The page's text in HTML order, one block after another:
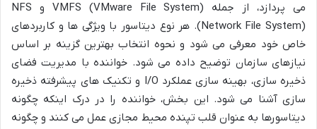
می پردازد، از جمله VMFS (VMware File System) و NFS
(Network File System). هر نوع دیتاسور با ویژگی ها و کاربردهای
خاص خود معرفی می شود و نحوه انتخاب بهترین گزینه بر اساس
نیازهای سازمان توضیح داده می شود. خواننده با مدیریت فضای
ذخیره سازی، بهینه سازی عملکرد I/O و تکنیک های پیشرفته ذخیره
سازی آشنا می شود. این بخش، خواننده را در درک اینکه چگونه
دیتاسورها به عنوان قلب تپنده محیط مجازی عمل می کنند و چگونه